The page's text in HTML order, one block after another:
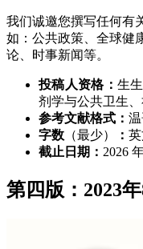
我们诚邀您撰写任何有
如：公共政策、全球健
论、时事新闻等。
投稿人资格：生
剂学与公共卫生
参考文献格式：
字数 （最少） ： 英
截止日期： 2026
第四版：2023年